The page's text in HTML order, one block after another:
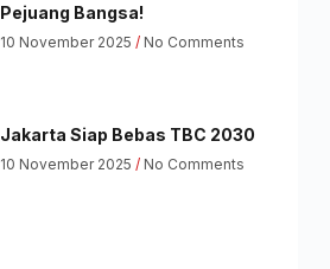
Pejuang Bangsa!
10 November 2025 No Comments
Jakarta Siap Bebas TBC 2030
10 November 2025 No Comments